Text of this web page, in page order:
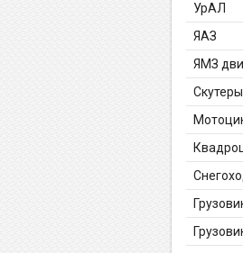
УрАЛ
ЯАЗ
ЯМЗ